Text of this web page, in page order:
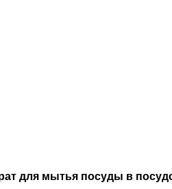
для мытья посуды в